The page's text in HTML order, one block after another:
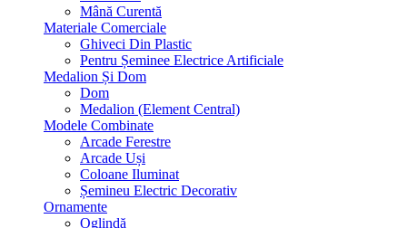
Mână Curentă
Materiale Comerciale
Ghiveci Din Plastic
Pentru Șeminee Electrice Artificiale
Medalion Și Dom
Dom
Medalion (Element Central)
Modele Combinate
Arcade Ferestre
Arcade Uși
Coloane Iluminat
Șemineu Electric Decorativ
Ornamente
Oglindă